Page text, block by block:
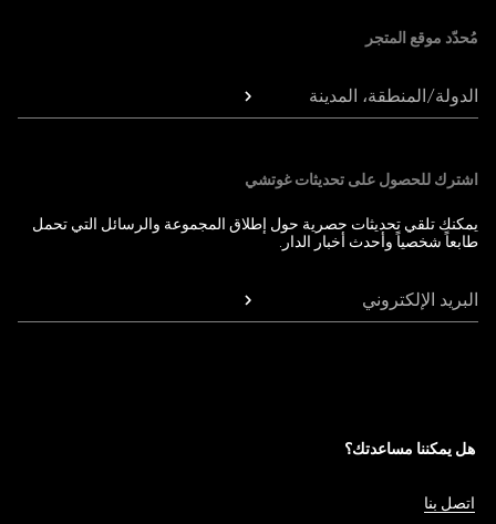
مُحدّد موقع المتجر
الدولة/المنطقة، المدينة
اشترك للحصول على تحديثات غوتشي
يمكنك تلقي تحديثات حصرية حول إطلاق المجموعة والرسائل التي تحمل
طابعاً شخصياً وأحدث أخبار الدار.
البريد الإلكتروني
هل يمكننا مساعدتك؟
اتصل بنا